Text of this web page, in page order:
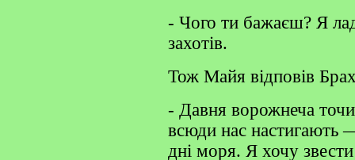
- Чого ти бажаєш? Я
захотів.
Тож Майя відповів
- Давня ворожнеча
всюди нас настигають
дні моря. Я хочу